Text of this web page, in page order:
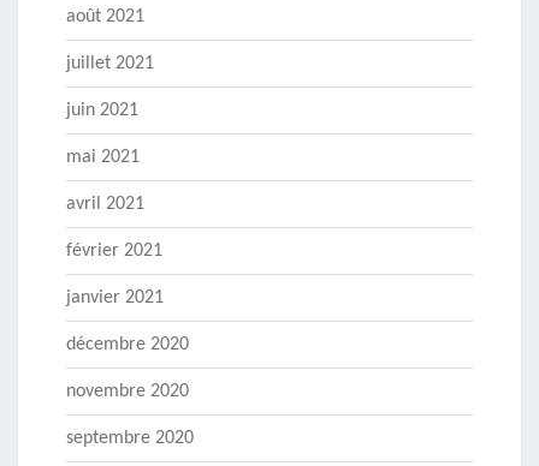
août 2021
juillet 2021
juin 2021
mai 2021
avril 2021
février 2021
janvier 2021
décembre 2020
novembre 2020
septembre 2020